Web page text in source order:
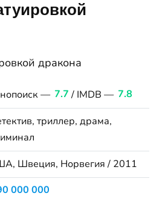
— 7.7 / IMDB — 7.8
триллер, драма,
Швеция, Норвегия / 2011
000 000